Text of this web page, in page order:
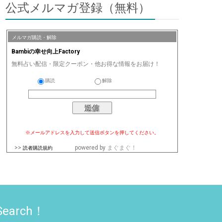
公式メルマガ登録（無料）
メルマガ購読・解除
Bambiの幸せ向上Factory
無料占い配信・限定クーポン・他お得な情報をお届け！
購読 解除
※メールアドレスを入力して送信ボタンを押してください。
>> 読者購読規約 powered by まぐまぐ！
！